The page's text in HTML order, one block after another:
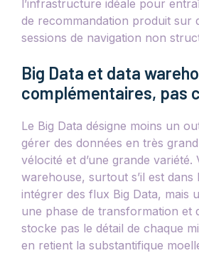
l’infrastructure idéale pour
de recommandation produit sur
sessions de navigation non
Big Data et data
complémentaires, pas
Le Big Data désigne moins un
gérer des données en très
vélocité et d’une grande variété.
warehouse, surtout s’il est
intégrer des flux Big Data, mais
une phase de transformation et
stocke pas le détail de chaque
en retient la substantifique